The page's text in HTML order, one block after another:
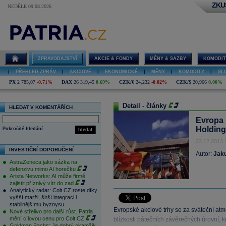
NEDĚLE 09.08.2026
ZPRAVODAJSTVÍ AKCIE & FONDY MĚNY & SAZBY
PŘEHLED ZPRÁV AKCIOVÉ EKONOMICKÉ MĚNY KOMODITY
PX 2 785,07 -0,71% DAX 26 319,45 0,69% CZK/€ 24,232 -0,02% CZK/$ 20,966 0,00%
HLEDAT V KOMENTÁŘÍCH
hledat
Pokročilé hledání
INVESTIČNÍ DOPORUČENÍ
AstraZeneca jako sázka na
defenzivu mimo AI horečku
Arista Networks: AI může firmě
zajistit příznivý vítr do zad
Analytický radar: Colt CZ roste díky
vyšší marži, širší integraci i
stabilnějšímu byznysu
Nové střelivo pro další růst. Patria
mění cílovou cenu pro Colt CZ
Detail - články
Evropa
23.12.2013
Autor:
Evropské akciové trhy se za sváteční
blízkosti pátečních závěrečných úrovní,